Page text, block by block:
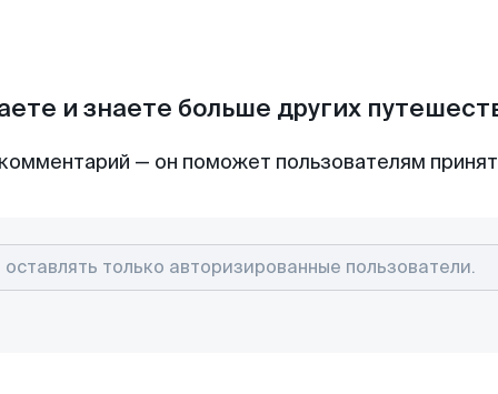
и знаете больше других
— он поможет пользователям